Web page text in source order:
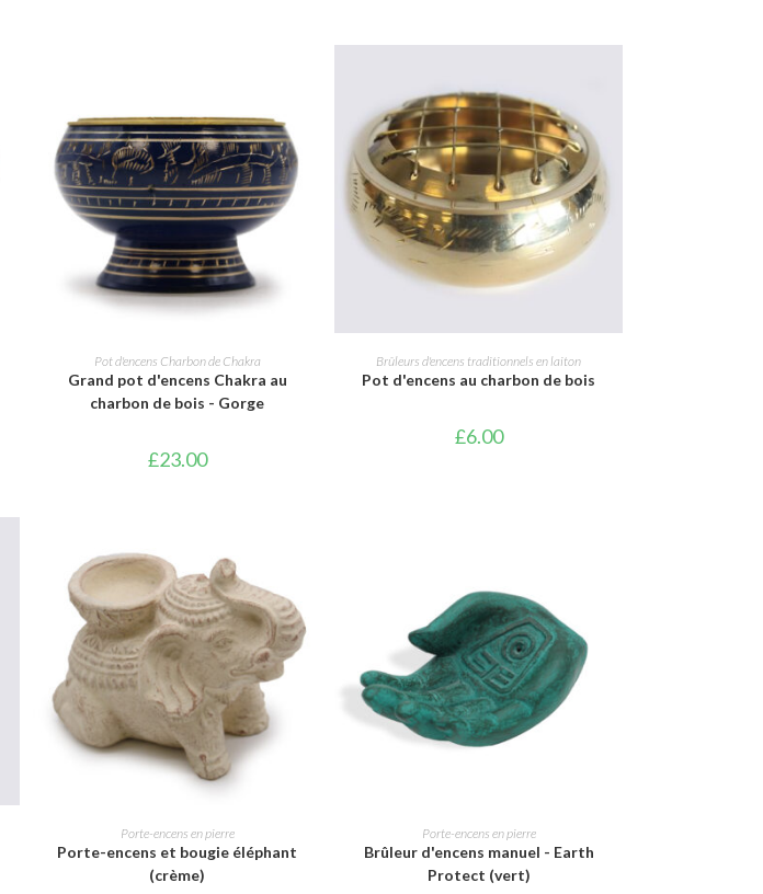
AJOUTER AU PANIER
Pot d'encens Charbon de Chakra
Grand pot d'encens Chakra au
charbon de bois - Gorge
£23.00
AJOUTER AU PANIER
Brûleurs d'encens traditionnels en laiton
Pot d'encens au charbon de bois
£6.00
AJOUTER AU PANIER
Porte-encens en pierre
Porte-encens et bougie éléphant
(crème)
AJOUTER AU PANIER
Porte-encens en pierre
Brûleur d'encens manuel - Earth
Protect (vert)